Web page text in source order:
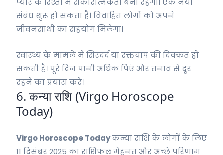
प्यार के रिश्तों में सकारात्मकता बनी रहेगी। एक नया
संबंध शुरू हो सकता है। विवाहित लोगों को अपने
जीवनसाथी का सहयोग मिलेगा।
स्वास्थ्य के मामले में सिरदर्द या रक्तचाप की दिक्कत हो
सकती है। पूरे दिन पानी अधिक पिएं और तनाव से दूर
रहने का प्रयास करें।
6. कन्या राशि (Virgo Horoscope
Today)
Virgo Horoscope Todayकन्या राशि के लोगों के लिए
11 दिसंबर 2025 का राशिफल मेहनत और अच्छे परिणाम